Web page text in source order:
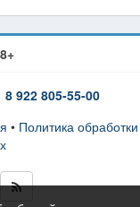
8 922 805-55-00
• Политика обработки